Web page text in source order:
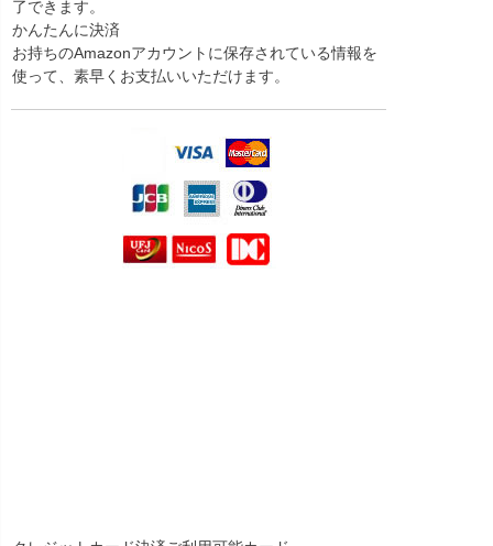
了できます。
かんたんに決済
お持ちのAmazonアカウントに保存されている情報を
使って、素早くお支払いいただけます。